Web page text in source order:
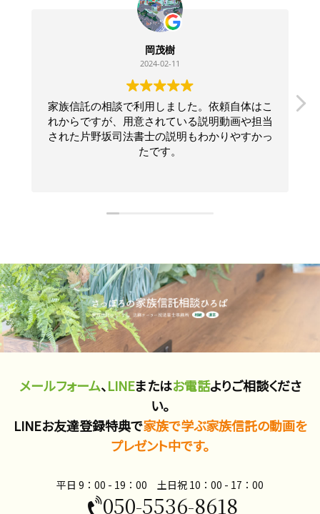
岡茂樹
2024-02-11
家族信託の相談で利用しました。依頼自体はこ
れからですが、用意されている説明動画や担当
された片野坂司法書士の説明もわかりやすかっ
たです。
メールフォーム、LINEまたはお電話よりご相談くださ
い。
LINEお友達登録特典で家族で学ぶ家族信託の動画を
プレゼント中です。
平日 9：00 - 19：00 土日祝 10：00​ - 17：00
050-5536-8618